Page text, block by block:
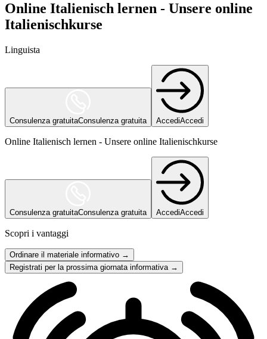
Online Italienisch lernen - Unsere online
Italienischkurse
Linguista
Consulenza gratuitaConsulenza gratuita AccediAccedi
Online Italienisch lernen - Unsere online Italienischkurse
Consulenza gratuitaConsulenza gratuita AccediAccedi
Scopri i vantaggi
Ordinare il materiale informativo →
Registrati per la prossima giornata informativa →